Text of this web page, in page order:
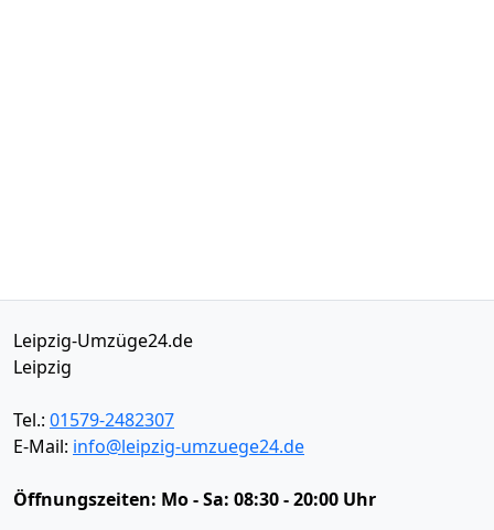
Leipzig-Umzüge24.de
Leipzig
Tel.: 01579-2482307
E-Mail: info@leipzig-umzuege24.de
Öffnungszeiten: Mo - Sa: 08:30 - 20:00 Uhr